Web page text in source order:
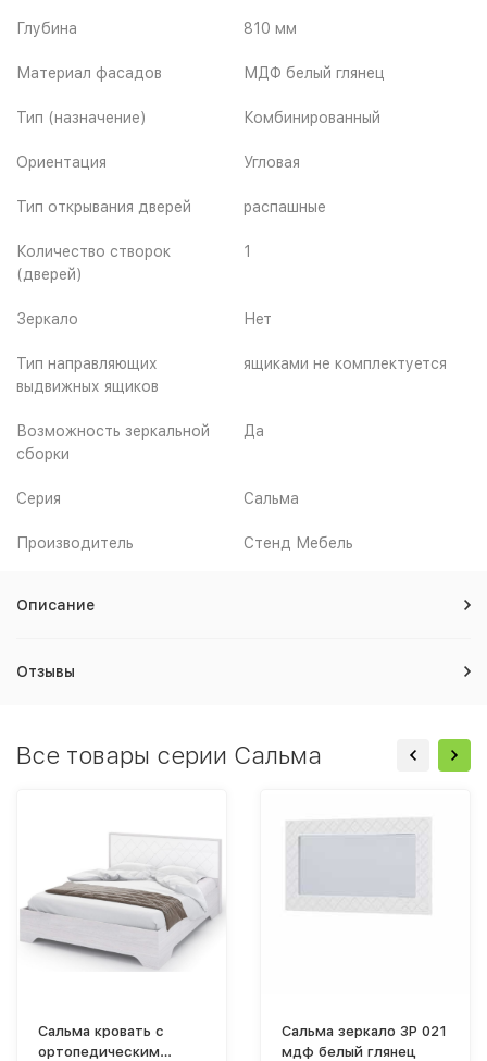
Глубина 810 мм
Материал фасадов МДФ белый глянец
Тип (назначение) Комбинированный
Ориентация Угловая
Тип открывания дверей распашные
Количество створок
(дверей)
1
Зеркало Нет
Тип направляющих
выдвижных ящиков
ящиками не комплектуется
Возможность зеркальной
сборки
Да
Серия Сальма
Производитель Стенд Мебель
Описание
Отзывы
Все товары серии Сальма
Сальма кровать с
ортопедическим
Сальма зеркало ЗР 021
мдф белый глянец